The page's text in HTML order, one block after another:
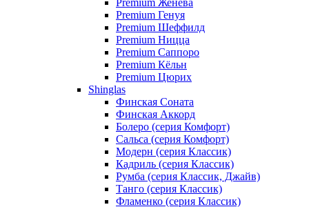
Premium Женева
Premium Генуя
Premium Шеффилд
Premium Ницца
Premium Саппоро
Premium Кёльн
Premium Цюрих
Shinglas
Финская Соната
Финская Аккорд
Болеро (серия Комфорт)
Сальса (серия Комфорт)
Модерн (серия Классик)
Кадриль (серия Классик)
Румба (серия Классик, Джайв)
Танго (серия Классик)
Фламенко (серия Классик)